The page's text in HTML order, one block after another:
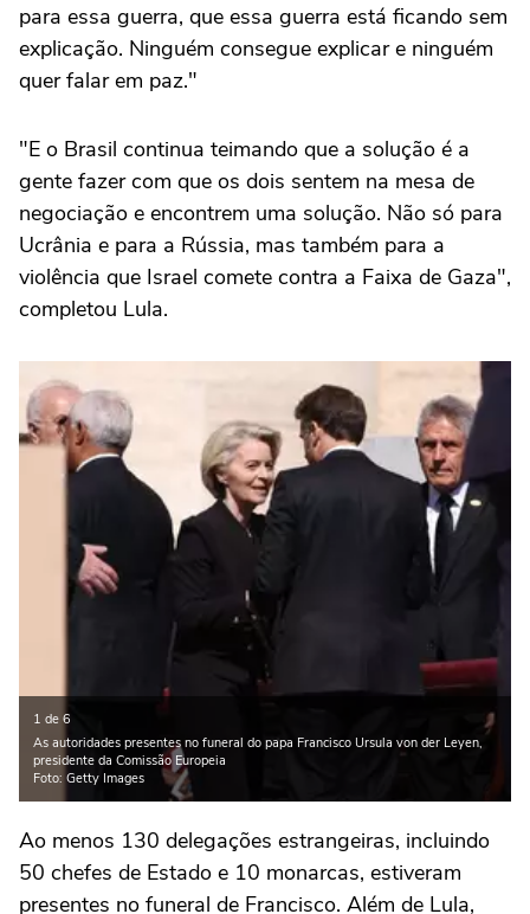
para essa guerra, que essa guerra está ficando sem
explicação. Ninguém consegue explicar e ninguém
quer falar em paz."
"E o Brasil continua teimando que a solução é a
gente fazer com que os dois sentem na mesa de
negociação e encontrem uma solução. Não só para
Ucrânia e para a Rússia, mas também para a
violência que Israel comete contra a Faixa de Gaza",
completou Lula.
1 de 6
As autoridades presentes no funeral do papa Francisco Ursula von der Leyen,
presidente da Comissão Europeia
Foto: Getty Images
Ao menos 130 delegações estrangeiras, incluindo
50 chefes de Estado e 10 monarcas, estiveram
presentes no funeral de Francisco. Além de Lula,